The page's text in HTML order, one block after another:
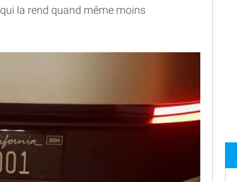
la rend quand même moins